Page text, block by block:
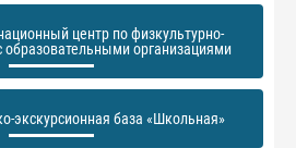
центр по физкультурно-
образовательными организациями
экскурсионная база «Школьная»